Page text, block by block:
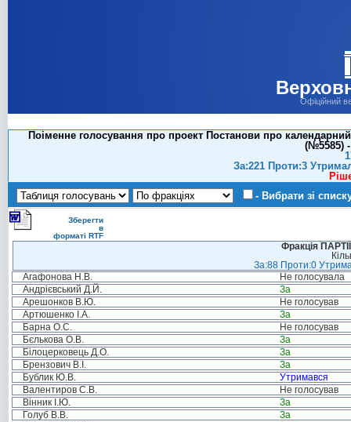
Офіційний
Поіменне голосування про проект Постанови про
(№5585) -
За:221 Проти:3
- Вибрати зі
Зберегти
в
форматі RTF
Фракція
За:88 Проти:0
Агафонова Н.В.
Не голосувала
Андрієвський Д.Й.
За
Арешонков В.Ю.
Не голосував
Артюшенко І.А.
За
Барна О.С.
Не голосував
Бєлькова О.В.
За
Білоцерковець Д.О.
За
Брензович В.І.
За
Бублик Ю.В.
Утримався
Валентиров С.В.
Не голосував
Вінник І.Ю.
За
Голуб В.В.
За